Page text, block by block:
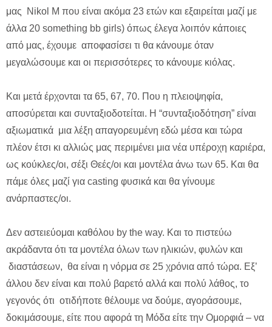
μας Nikol M που είναι ακόμα 23 ετών και εξαιρείται μαζί με
άλλα 20 something bb girls) όπως έλεγα λοιπόν κάποιες
από μας, έχουμε αποφασίσει τι θα κάνουμε όταν
μεγαλώσουμε και οι περισσότερες το κάνουμε κιόλας.
Και μετά έρχονται τα 65, 67, 70. Που η πλειοψηφία,
αποσύρεται και συνταξιοδοτείται. Η “συνταξιοδότηση” είναι
αξιωματικά μια λέξη απαγορευμένη εδώ μέσα και τώρα
πλέον έτσι κι αλλιώς μας περιμένει μια νέα υπέροχη καριέρα,
ως κούκλες/οι, σέξι Θεές/οι και μοντέλα άνω των 65. Και θα
πάμε όλες μαζί για casting φυσικά και θα γίνουμε
ανάρπαστες/οι.
Δεν αστειεύομαι καθόλου by the way. Και το πιστεύω
ακράδαντα ότι τα μοντέλα όλων των ηλικιών, φυλών και
διαστάσεων, θα είναι η νόρμα σε 25 χρόνια από τώρα. Εξ’
άλλου δεν είναι και πολύ βαρετό αλλά και πολύ λάθος, το
γεγονός ότι οτιδήποτε θέλουμε να δούμε, αγοράσουμε,
δοκιμάσουμε, είτε που αφορά τη Μόδα είτε την Ομορφιά – να